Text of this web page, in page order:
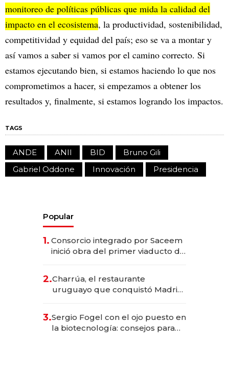
monitoreo de políticas públicas que mida la calidad del
impacto en el ecosistema, la productividad, sostenibilidad,
competitividad y equidad del país; eso se va a montar y
así vamos a saber si vamos por el camino correcto. Si
estamos ejecutando bien, si estamos haciendo lo que nos
comprometimos a hacer, si empezamos a obtener los
resultados y, finalmente, si estamos logrando los impactos.
TAGS
ANDE ANII BID
Bruno Gili
Gabriel Oddone
Innovación Presidencia
Popular
1. Consorcio integrado por Saceem
inició obra del primer viaducto de
millones
2.Charrúa, el restaurante
uruguayo que conquistó Madrid:
anticipación y prepara apertura
3.Sergio Fogel con el ojo puesto en
la biotecnología: consejos para